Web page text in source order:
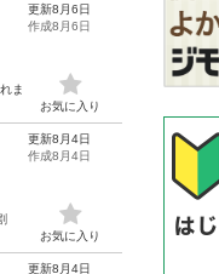
ま
更新8月6日
作成8月6日
お気に入り
更新8月4日
作成8月4日
お気に入り
更新8月4日